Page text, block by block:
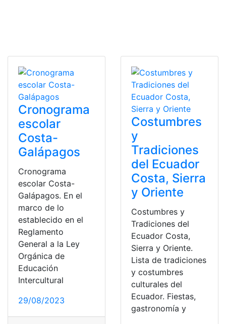
Cronograma
escolar
Costa-
Galápagos
Cronograma
escolar Costa-
Galápagos. En el
marco de lo
establecido en el
Reglamento
General a la Ley
Orgánica de
Educación
Intercultural
29/08/2023
Costumbres
y
Tradiciones
del Ecuador
Costa, Sierra
y Oriente
Costumbres y
Tradiciones del
Ecuador Costa,
Sierra y Oriente.
Lista de tradiciones
y costumbres
culturales del
Ecuador. Fiestas,
gastronomía y